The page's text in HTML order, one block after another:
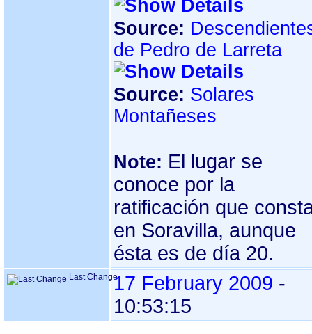
Source:
de Pedro de Larreta
Source: Solares
Montañeses
Note: El lugar se
conoce por la
ratificación que
en Soravilla, aunque
ésta es de día 20.
Last Change17 February 2009 -
10:53:15